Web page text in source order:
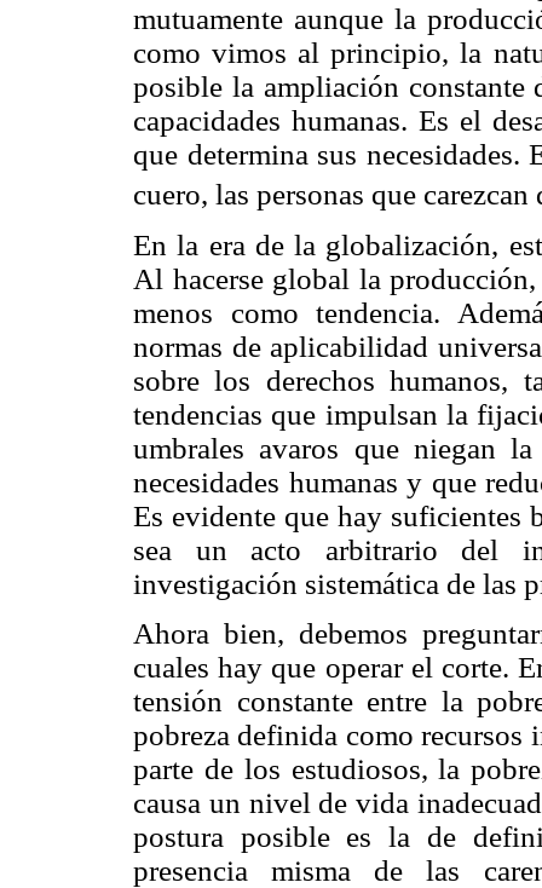
mutuamente aunque la
como vimos al principio, la
posible la ampliación constante
capacidades humanas. Es el
que determina sus necesidades.
cuero, las personas que
En la era de la globalización,
Al hacerse global la
menos como tendencia.
normas de aplicabilidad
sobre los derechos humanos,
tendencias que impulsan la
umbrales avaros que niegan
necesidades humanas y que
Es evidente que hay suficientes
sea un acto arbitrario del
investigación sistemática de las
Ahora bien, debemos
cuales hay que operar el corte.
tensión constante entre la
pobreza definida como recursos
parte de los estudiosos, la
causa un nivel de vida
postura posible es la de
presencia misma de las